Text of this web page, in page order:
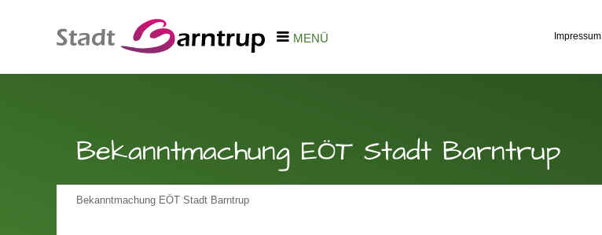
MENÜ Impressum
Bekanntmachung EÖT Stadt Barntrup
Bekanntmachung EÖT Stadt Barntrup